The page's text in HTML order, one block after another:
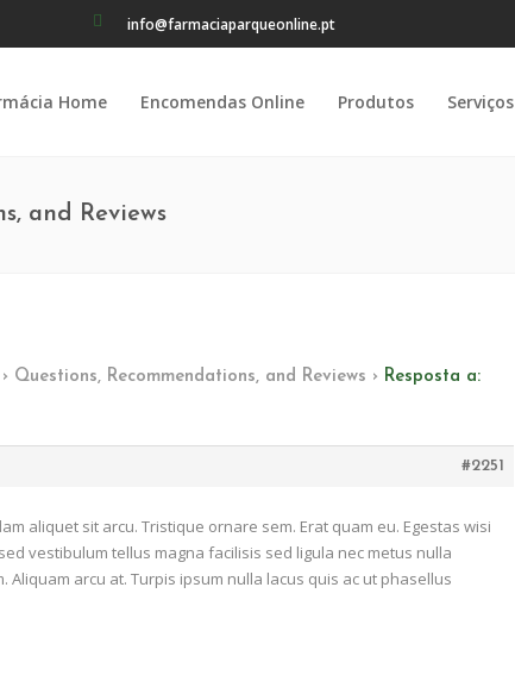
info@farmaciaparqueonline.pt
Home Encomendas Online Produtos Serviços
and Reviews
› Questions, Recommendations, and Reviews › Resposta a:
#2251
aliquet sit arcu. Tristique ornare sem. Erat quam eu. Egestas wisi
vestibulum tellus magna facilisis sed ligula nec metus nulla
arcu at. Turpis ipsum nulla lacus quis ac ut phasellus